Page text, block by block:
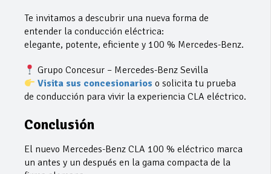
Te invitamos a descubrir una nueva forma de
entender la conducción eléctrica:
elegante, potente, eficiente y 100 % Mercedes-Benz.
Grupo Concesur – Mercedes-Benz Sevilla
Visita sus concesionarios o solicita tu prueba
de conducción para vivir la experiencia CLA eléctrico.
Conclusión
El nuevo Mercedes-Benz CLA 100 % eléctrico marca
un antes y un después en la gama compacta de la